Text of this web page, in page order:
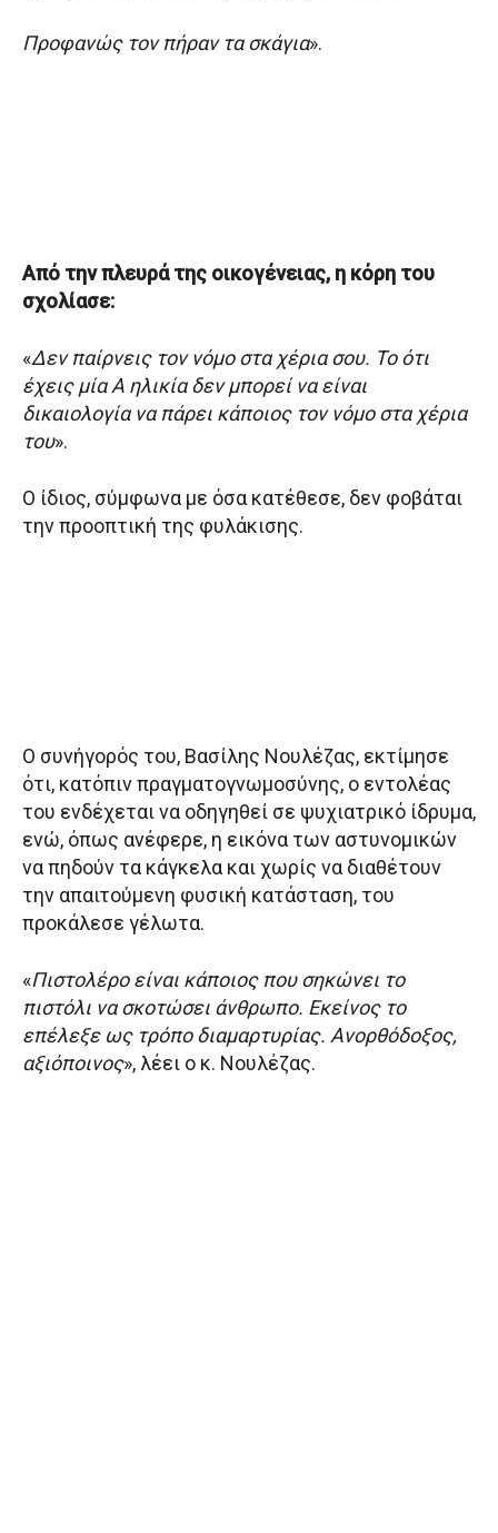
Προφανώς τον πήραν τα σκάγια».
Από την πλευρά της οικογένειας, η κόρη του
σχολίασε:
«Δεν παίρνεις τον νόμο στα χέρια σου. Το ότι
έχεις μία Α ηλικία δεν μπορεί να είναι
δικαιολογία να πάρει κάποιος τον νόμο στα χέρια
του».
Ο ίδιος, σύμφωνα με όσα κατέθεσε, δεν φοβάται
την προοπτική της φυλάκισης.
Ο συνήγορός του, Βασίλης Νουλέζας, εκτίμησε
ότι, κατόπιν πραγματογνωμοσύνης, ο εντολέας
του ενδέχεται να οδηγηθεί σε ψυχιατρικό ίδρυμα,
ενώ, όπως ανέφερε, η εικόνα των αστυνομικών
να πηδούν τα κάγκελα και χωρίς να διαθέτουν
την απαιτούμενη φυσική κατάσταση, του
προκάλεσε γέλωτα.
«Πιστολέρο είναι κάποιος που σηκώνει το
πιστόλι να σκοτώσει άνθρωπο. Εκείνος το
επέλεξε ως τρόπο διαμαρτυρίας. Ανορθόδοξος,
αξιόποινος», λέει ο κ. Νουλέζας.